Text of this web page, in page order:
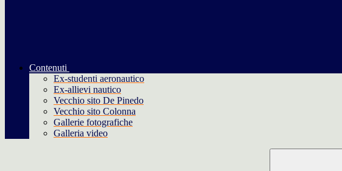
Contenuti
Ex-studenti aeronautico
Ex-allievi nautico
Vecchio sito De Pinedo
Vecchio sito Colonna
Gallerie fotografiche
Galleria video